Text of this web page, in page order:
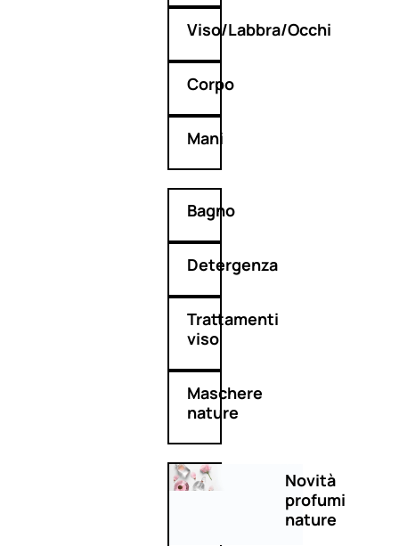
Viso/Labbra/Occhi
Corpo
Mani
Bagno
Detergenza
Trattamenti
viso
Maschere
nature
Novità
profumi
nature